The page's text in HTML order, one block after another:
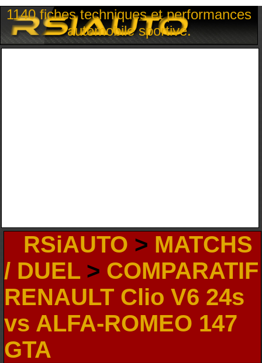
1140 fiches techniques et performances
automobile sportive.
RSiAUTO > MATCHS
/ DUEL> COMPARATIF
RENAULT Clio V6 24s
vs ALFA-ROMEO 147
GTA